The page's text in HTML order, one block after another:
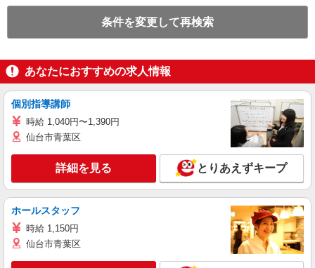
条件を変更して再検索
あなたにおすすめの求人情報
個別指導講師
時給 1,040円〜1,390円
仙台市青葉区
詳細を見る とりあえずキープ
ホールスタッフ
時給 1,150円
仙台市青葉区